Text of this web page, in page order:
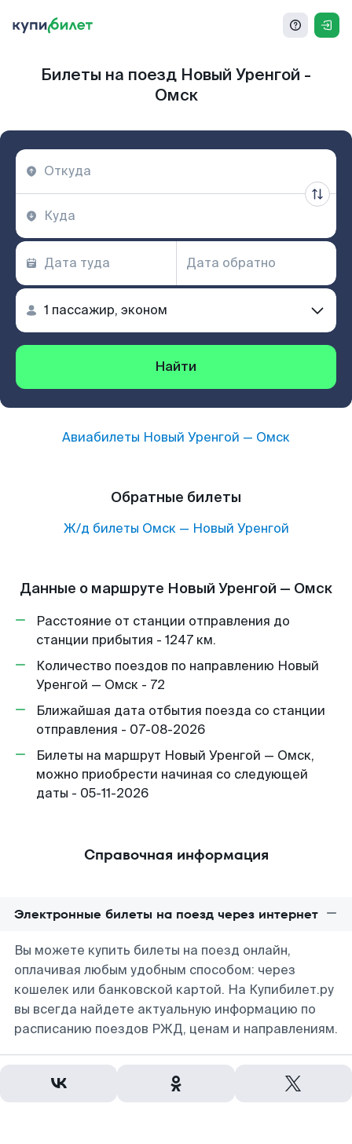
Билеты на поезд Новый Уренгой -
Омск
Найти
Авиабилеты Новый Уренгой — Омск
Обратные билеты
Ж/д билеты Омск— Новый Уренгой
Данные о маршруте Новый Уренгой — Омск
Расстояние от станции отправления до
станции прибытия - 1247 км.
Количество поездов по направлению Новый
Уренгой — Омск - 72
Ближайшая дата отбытия поезда со станции
отправления - 07-08-2026
Билеты на маршрут Новый Уренгой — Омск,
можно приобрести начиная со следующей
даты - 05-11-2026
Справочная информация
Электронные билеты на поезд через интернет
Вы можете купить билеты на поезд онлайн,
оплачивая любым удобным способом: через
кошелек или банковской картой. На Купибилет.ру
вы всегда найдете актуальную информацию по
расписанию поездов РЖД, ценам и направлениям.